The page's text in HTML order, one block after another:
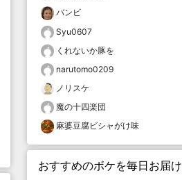
バンビ
Syu0607
くれないか豚を
narutomo0209
ノリスケ
魔の十四楽団
麻婆豆腐ビシャがけ味
おすすめのボケを毎日お届け